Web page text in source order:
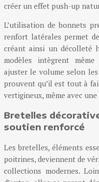
créer un effet push-up
L’utilisation de bonnets
renfort latérales permet
créant ainsi un décolleté
modèles intègrent
ajuster le volume selon les
prouvent qu’il est tout à
vertigineux, même avec
Bretelles
soutien renforcé
Les bretelles, éléments
poitrines, deviennent de
collections modernes.